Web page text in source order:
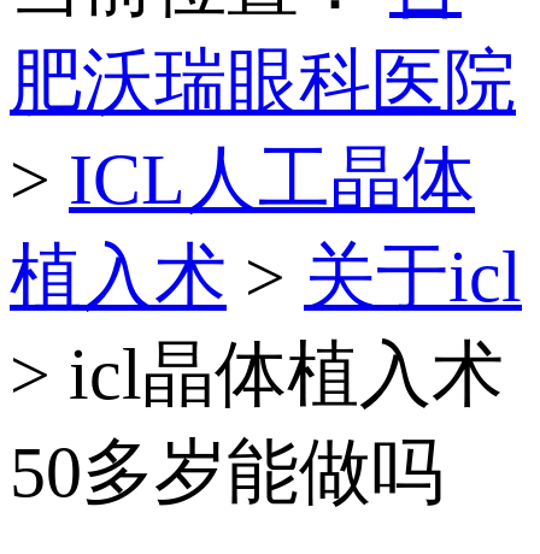
肥沃瑞眼科医院
> ICL人工晶体
植入术 > 关于icl
> icl晶体植入术
50多岁能做吗